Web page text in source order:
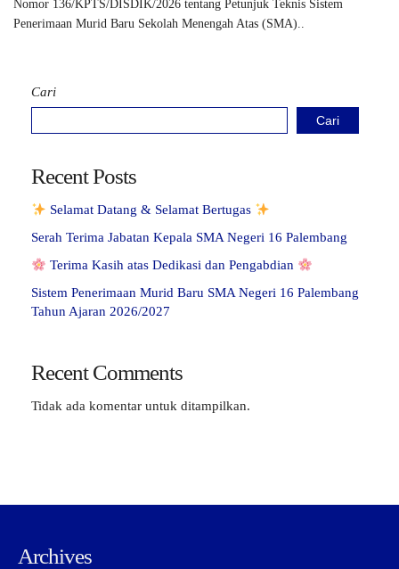
Nomor 136/KPTS/DISDIK/2026 tentang Petunjuk Teknis Sistem
Penerimaan Murid Baru Sekolah Menengah Atas (SMA)..
Cari
Cari
Recent Posts
Selamat Datang & Selamat Bertugas
Serah Terima Jabatan Kepala SMA Negeri 16 Palembang
Terima Kasih atas Dedikasi dan Pengabdian
Sistem Penerimaan Murid Baru SMA Negeri 16 Palembang
Tahun Ajaran 2026/2027
Recent Comments
Tidak ada komentar untuk ditampilkan.
Archives